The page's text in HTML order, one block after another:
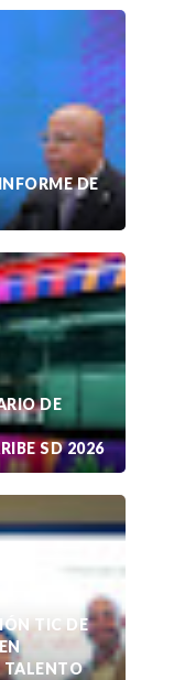
DE
DE
SD 2026
TIC DE
TALENTO